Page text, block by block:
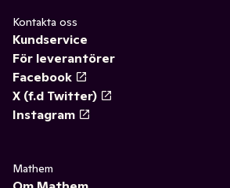
Kontakta oss
Kundservice
För leverantörer
Facebook
X (f.d Twitter)
Instagram
Mathem